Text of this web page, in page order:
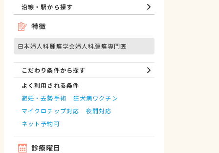
沿線・駅から探す
特徴
日本婦人科腫瘍学会婦人科腫瘍専門医
こだわり条件から探す
よく利用される条件
避妊・去勢手術
狂犬病ワクチン
マイクロチップ対応
夜間対応
ネット予約可
診療曜日